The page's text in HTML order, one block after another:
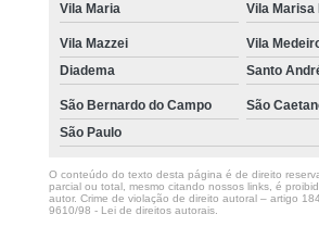
Vila Maria Vila Marisa
Vila Mazzei
Vila
Diadema
Santo
São Bernardo do Campo
São
São Paulo
O conteúdo do texto desta página é de direito
parcial ou total, mesmo citando nossos links, é
autor. Crime de violação de direito autoral – artigo
9610/98 - Lei de direitos autorais.